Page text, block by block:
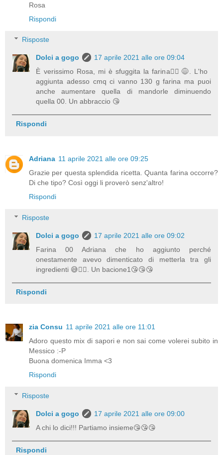
Rosa
Rispondi
Risposte
Dolci a gogo
17 aprile 2021 alle ore 09:04
È verissimo Rosa, mi è sfuggita la farina🤦‍♀️😅. L'ho
aggiunta adesso cmq ci vanno 130 g farina ma puoi
anche aumentare quella di mandorle diminuendo
quella 00. Un abbraccio 😘
Rispondi
Adriana 11 aprile 2021 alle ore 09:25
Grazie per questa splendida ricetta. Quanta farina occorre?
Di che tipo? Così oggi li proverò senz'altro!
Rispondi
Risposte
Dolci a gogo
17 aprile 2021 alle ore 09:02
Farina 00 Adriana che ho aggiunto perché
onestamente avevo dimenticato di metterla tra gli
ingredienti 😅🤦‍♀️. Un bacione1😘😘😘
Rispondi
zia Consu 11 aprile 2021 alle ore 11:01
Adoro questo mix di sapori e non sai come volerei subito in
Messico :-P
Buona domenica Imma <3
Rispondi
Risposte
Dolci a gogo
17 aprile 2021 alle ore 09:00
A chi lo dici!!! Partiamo insieme😘😘😘
Rispondi